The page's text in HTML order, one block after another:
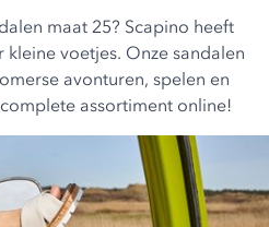
maat 25? Scapino heeft
voetjes. Onze sandalen
avonturen, spelen en
assortiment online!